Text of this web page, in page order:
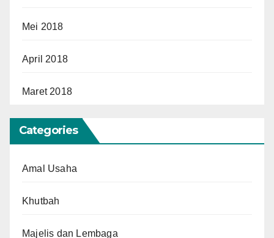
Mei 2018
April 2018
Maret 2018
Categories
Amal Usaha
Khutbah
Majelis dan Lembaga